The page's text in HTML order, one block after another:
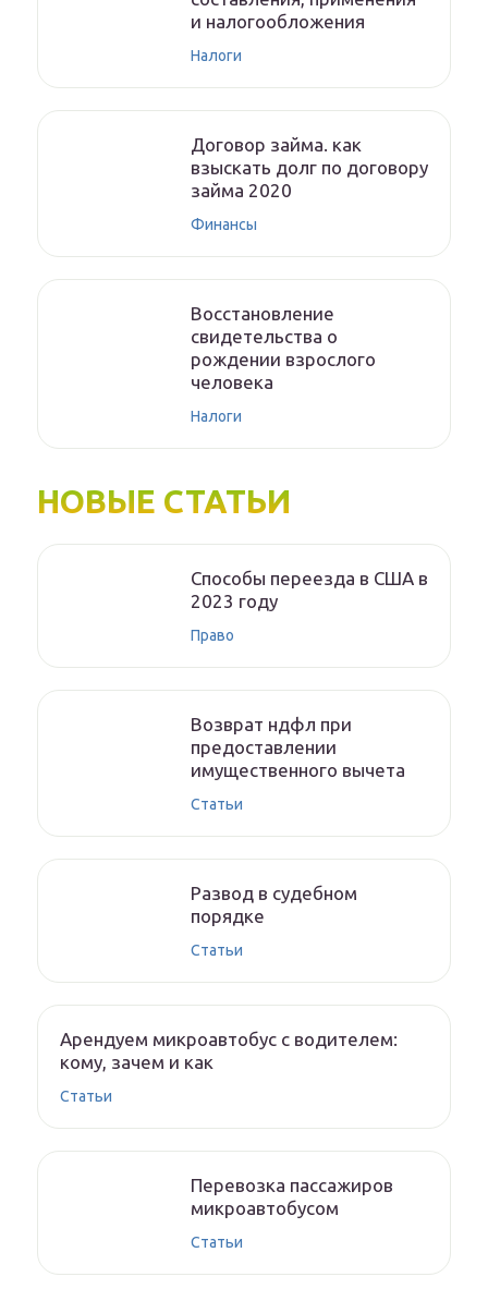
и налогообложения
Налоги
Договор займа. как
взыскать долг по договору
займа 2020
Финансы
Восстановление
свидетельства о
рождении взрослого
человека
Налоги
НОВЫЕ СТАТЬИ
Способы переезда в США в
2023 году
Право
Возврат ндфл при
предоставлении
имущественного вычета
Статьи
Развод в судебном
порядке
Статьи
Арендуем микроавтобус с водителем:
кому, зачем и как
Статьи
Перевозка пассажиров
микроавтобусом
Статьи